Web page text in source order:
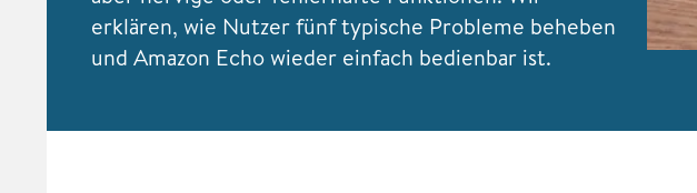
erklären, wie Nutzer fünf typische Probleme beheben
und Amazon Echo wieder einfach bedienbar ist.